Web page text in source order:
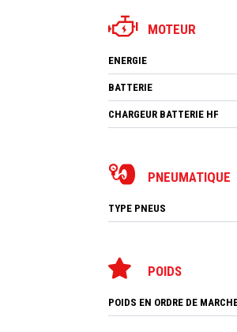
MOTEUR
ENERGIE
BATTERIE
CHARGEUR BATTERIE HF
PNEUMATIQUE
TYPE PNEUS
POIDS
POIDS EN ORDRE DE